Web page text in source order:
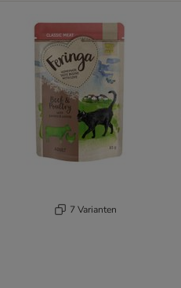
7 Varianten